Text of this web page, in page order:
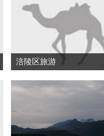
涪陵区旅游